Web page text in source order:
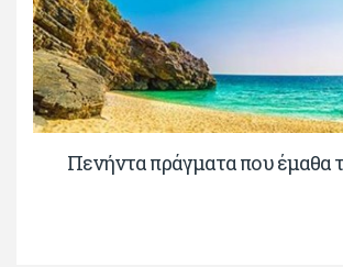
Πενήντα πράγματα που έμαθα